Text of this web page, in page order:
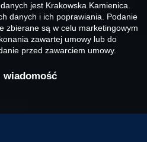
jest Krakowska Kamienica.
danych i ich poprawiania. Podanie
zbierane są w celu marketingowym
zawartej umowy lub do
przed zawarciem umowy.